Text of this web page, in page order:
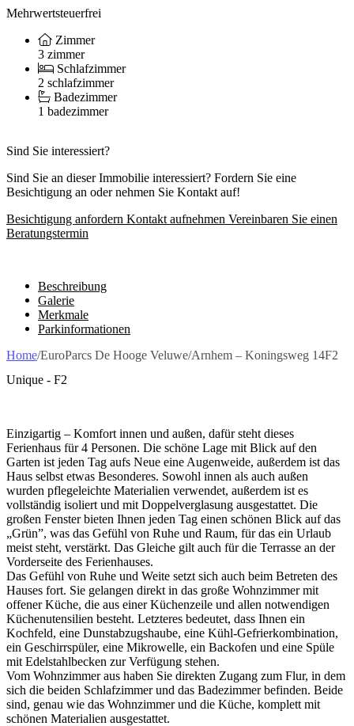
Mehrwertsteuerfrei
Zimmer
3 zimmer
Schlafzimmer
2 schlafzimmer
Badezimmer
1 badezimmer
Sind Sie interessiert?
Sind Sie an dieser Immobilie interessiert? Fordern Sie eine
Besichtigung an oder nehmen Sie Kontakt auf!
Besichtigung anfordern Kontakt aufnehmen Vereinbaren Sie einen
Beratungstermin
Beschreibung
Galerie
Merkmale
Parkinformationen
Home/EuroParcs De Hooge Veluwe/Arnhem – Koningsweg 14F2
Unique - F2
Einzigartig – Komfort innen und außen, dafür steht dieses
Ferienhaus für 4 Personen. Die schöne Lage mit Blick auf den
Garten ist jeden Tag aufs Neue eine Augenweide, außerdem ist das
Haus selbst etwas Besonderes. Sowohl innen als auch außen
wurden pflegeleichte Materialien verwendet, außerdem ist es
vollständig isoliert und mit Doppelverglasung ausgestattet. Die
großen Fenster bieten Ihnen jeden Tag einen schönen Blick auf das
„Grün”, was das Gefühl von Ruhe und Raum, für das ein Urlaub
meist steht, verstärkt. Das Gleiche gilt auch für die Terrasse an der
Vorderseite des Ferienhauses.
Das Gefühl von Ruhe und Weite setzt sich auch beim Betreten des
Hauses fort. Sie gelangen direkt in das große Wohnzimmer mit
offener Küche, die aus einer Küchenzeile und allen notwendigen
Küchenutensilien besteht. Letzteres bedeutet, dass Ihnen ein
Kochfeld, eine Dunstabzugshaube, eine Kühl-Gefrierkombination,
ein Geschirrspüler, eine Mikrowelle, ein Backofen und eine Spüle
mit Edelstahlbecken zur Verfügung stehen.
Vom Wohnzimmer aus haben Sie direkten Zugang zum Flur, in dem
sich die beiden Schlafzimmer und das Badezimmer befinden. Beide
sind, genau wie das Wohnzimmer und die Küche, komplett mit
schönen Materialien ausgestattet.